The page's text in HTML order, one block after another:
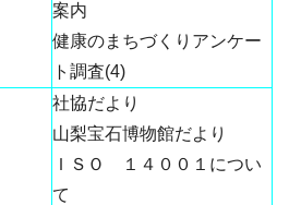
案内
健康のまちづくりアンケー
ト調査(4)
社協だより
山梨宝石博物館だより
ＩＳＯ １４００１につい
て